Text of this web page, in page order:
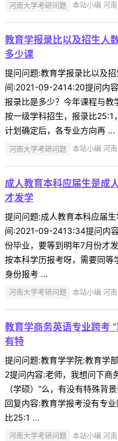
河南大学考研问题 本站小编 河
教育学报录比以及招生人
多少课
提问问题:教育学报录比以及
间:2021-09-2414:20提问内
报录比是多少？今年课程与教
按一级学科招生，报录比25:1
计划确定后，各专业方向再 ...
河南大学考研问题 本站小编 河
成人教育本科应届生是成
才发学
提问问题:成人教育本科应届
间:2021-09-2413:34提问内
份毕业，要等到明年7月份才
按本科学历报考呀，需要同等
身份报考 ...
河南大学考研问题 本站小编 河
教育学商务英语专业跨考
有特
提问问题:教育学学院:教育
2提问内容:老师，我想问下商
（学硕）”么，有没有特殊背
回复内容:教育学报考没有专
比25:1 ...
河南大学考研问题 本站小编 河